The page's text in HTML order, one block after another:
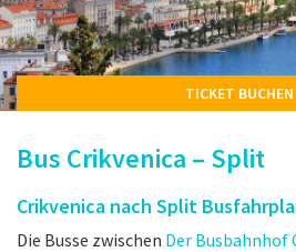
TICKET BUCHEN
Bus Crikvenica – Split
Crikvenica nach Split
Die Busse zwischen Der Busbahnhof